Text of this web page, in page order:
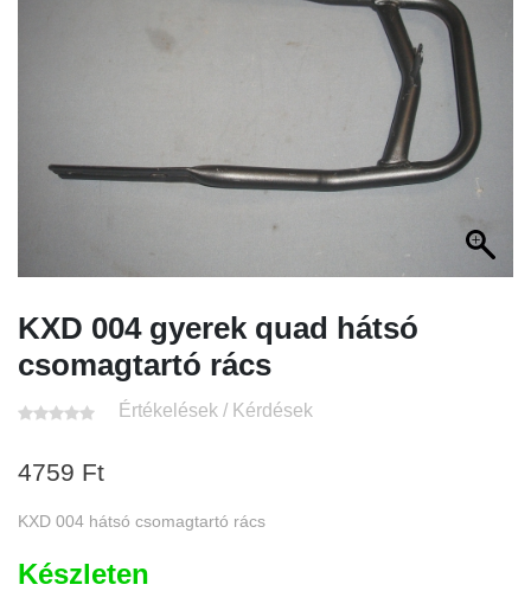
KXD 004 gyerek quad hátsó
csomagtartó rács
Értékelések / Kérdések
4759 Ft
KXD 004 hátsó csomagtartó rács
Készleten